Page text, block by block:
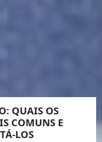
QUAIS OS
COMUNS E
LOS